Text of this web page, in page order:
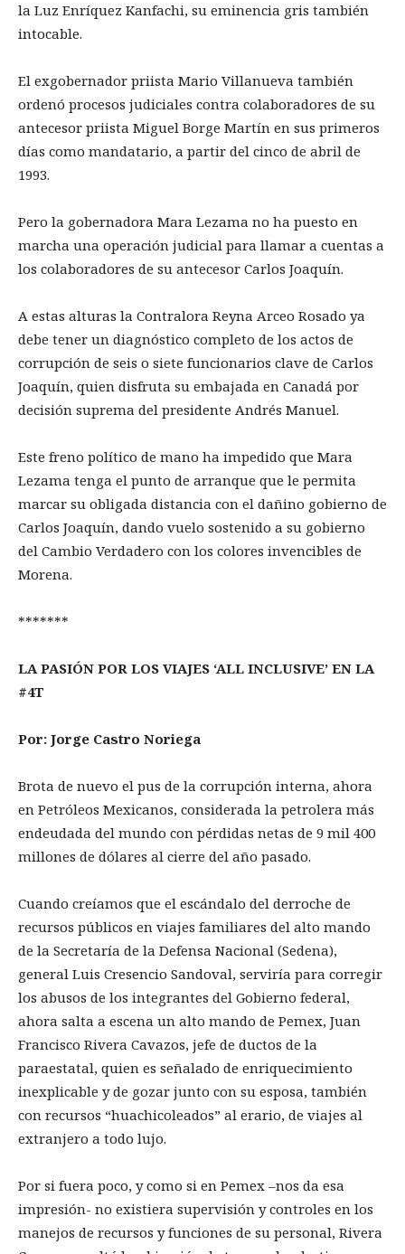
la Luz Enríquez Kanfachi, su eminencia gris también
intocable.
El exgobernador priista Mario Villanueva también
ordenó procesos judiciales contra colaboradores de su
antecesor priista Miguel Borge Martín en sus primeros
días como mandatario, a partir del cinco de abril de
1993.
Pero la gobernadora Mara Lezama no ha puesto en
marcha una operación judicial para llamar a cuentas a
los colaboradores de su antecesor Carlos Joaquín.
A estas alturas la Contralora Reyna Arceo Rosado ya
debe tener un diagnóstico completo de los actos de
corrupción de seis o siete funcionarios clave de Carlos
Joaquín, quien disfruta su embajada en Canadá por
decisión suprema del presidente Andrés Manuel.
Este freno político de mano ha impedido que Mara
Lezama tenga el punto de arranque que le permita
marcar su obligada distancia con el dañino gobierno de
Carlos Joaquín, dando vuelo sostenido a su gobierno
del Cambio Verdadero con los colores invencibles de
Morena.
*******
LA PASIÓN POR LOS VIAJES ‘ALL INCLUSIVE’ EN LA
#4T
Por: Jorge Castro Noriega
Brota de nuevo el pus de la corrupción interna, ahora
en Petróleos Mexicanos, considerada la petrolera más
endeudada del mundo con pérdidas netas de 9 mil 400
millones de dólares al cierre del año pasado.
Cuando creíamos que el escándalo del derroche de
recursos públicos en viajes familiares del alto mando
de la Secretaría de la Defensa Nacional (Sedena),
general Luis Cresencio Sandoval, serviría para corregir
los abusos de los integrantes del Gobierno federal,
ahora salta a escena un alto mando de Pemex, Juan
Francisco Rivera Cavazos, jefe de ductos de la
paraestatal, quien es señalado de enriquecimiento
inexplicable y de gozar junto con su esposa, también
con recursos “huachicoleados” al erario, de viajes al
extranjero a todo lujo.
Por si fuera poco, y como si en Pemex –nos da esa
impresión- no existiera supervisión y controles en los
manejos de recursos y funciones de su personal, Rivera